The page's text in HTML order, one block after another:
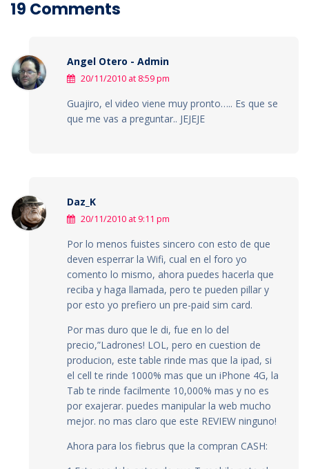
19 Comments
Angel Otero - Admin
20/11/2010 at 8:59 pm
Guajiro, el video viene muy pronto….. Es que se
que me vas a preguntar.. JEJEJE
Daz_K
20/11/2010 at 9:11 pm
Por lo menos fuistes sincero con esto de que
deven esperrar la Wifi, cual en el foro yo
comento lo mismo, ahora puedes hacerla que
reciba y haga llamada, pero te pueden pillar y
por esto yo prefiero un pre-paid sim card.
Por mas duro que le di, fue en lo del
precio,”Ladrones! LOL, pero en cuestion de
producion, este table rinde mas que la ipad, si
el cell te rinde 1000% mas que un iPhone 4G, la
Tab te rinde facilmente 10,000% mas y no es
por exajerar. puedes manipular la web mucho
mejor. no mas claro que este REVIEW ninguno!
Ahora para los fiebrus que la compran CASH: